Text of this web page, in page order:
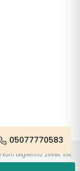
05077770583
kartı bilgileriniz 256Bit SSL